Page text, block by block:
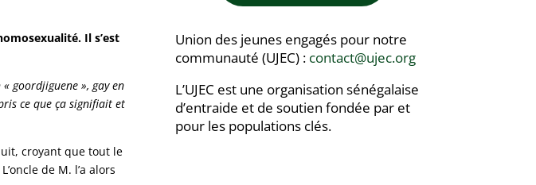
Il s’est
goordjiguene », gay en
ce que ça signifiait et
croyant que tout le
de M. l’a alors
Union des jeunes engagés pour notre
communauté (UJEC) : contact@ujec.org
L’UJEC est une organisation sénégalaise
d’entraide et de soutien fondée par et
pour les populations clés.